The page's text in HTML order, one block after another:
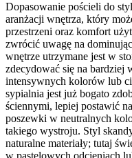
Dopasowanie pościeli do
aranżacji wnętrza, który
przestrzeni oraz komfort
zwrócić uwagę na
wnętrze utrzymane jest w
zdecydować się na bardziej
intensywnych kolorów lub
sypialnia jest już bogato
ściennymi, lepiej postawić
poszewki w neutralnych
takiego wystroju. Styl
naturalne materiały; tutaj